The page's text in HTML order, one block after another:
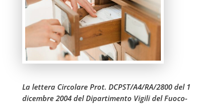
La lettera Circolare Prot. DCPST/A4/RA/2800 del 1
dicembre 2004 del Dipartimento Vigili del Fuoco-